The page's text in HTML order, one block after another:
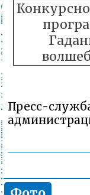
Пресс-